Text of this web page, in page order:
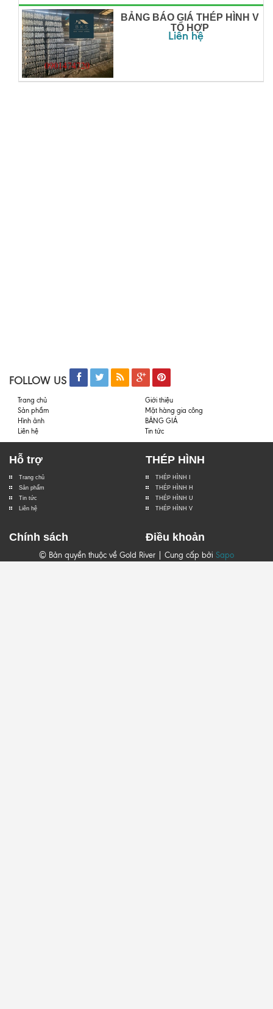
BẢNG BÁO GIÁ THÉP HÌNH V
TỔ HỢP
Liên hệ
FOLLOW US
Trang chủ
Giới thiệu
Sản phẩm
Mặt hàng gia công
Hình ảnh
BẢNG GIÁ
Liên hệ
Tin tức
Hỗ trợ
Trang chủ
Sản phẩm
Tin tức
Liên hệ
THÉP HÌNH
THÉP HÌNH I
THÉP HÌNH H
THÉP HÌNH U
THÉP HÌNH V
Chính sách Điều khoản
© Bản quyền thuộc về Gold River | Cung cấp bởi Sapo